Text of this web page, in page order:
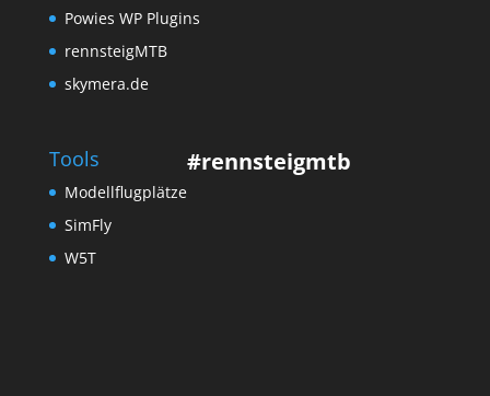
Powies WP Plugins
rennsteigMTB
skymera.de
Tools
Modellflugplätze
SimFly
W5T
#rennsteigmtb